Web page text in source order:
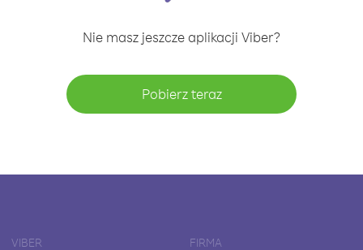
Nie masz jeszcze aplikacji Viber?
Pobierz teraz
VIBER FIRMA